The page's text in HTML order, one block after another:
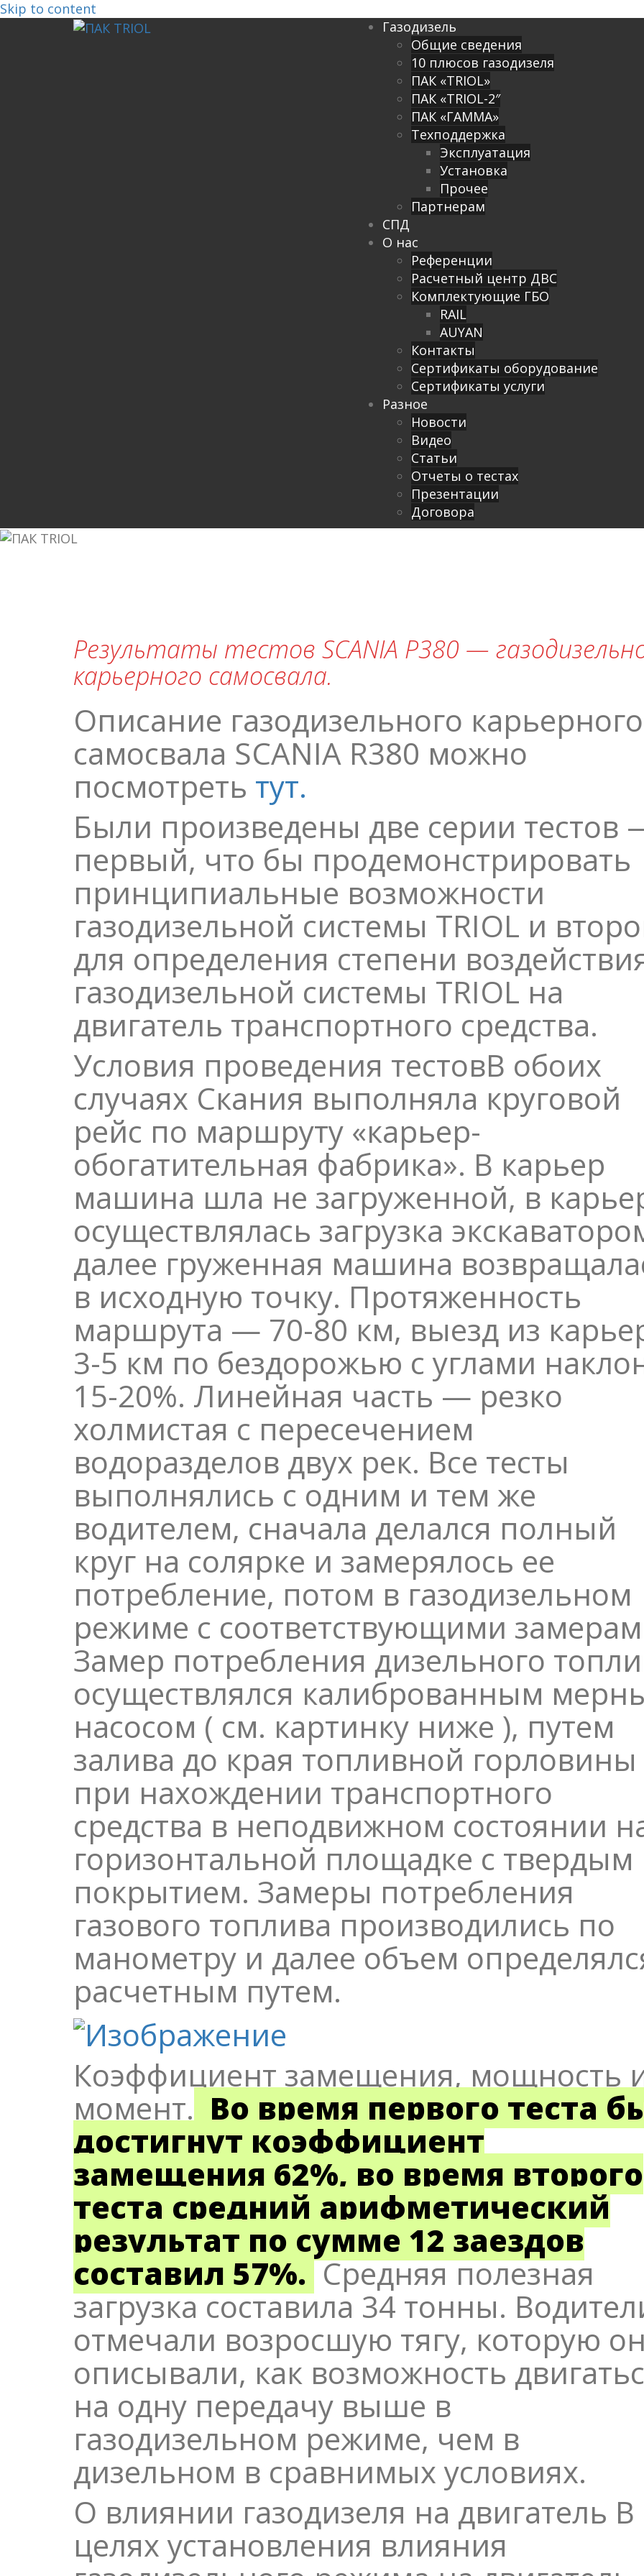
Skip to content
Газодизель
Общие сведения
10 плюсов газодизеля
ПАК «TRIOL»
ПАК «TRIOL-2″
ПАК «ГАММА»
Техподдержка
Эксплуатация
Установка
Прочее
Партнерам
СПД
О нас
Референции
Расчетный центр ДВС
Комплектующие ГБО
RAIL
AUYAN
Контакты
Сертификаты оборудование
Сертификаты услуги
Разное
Новости
Видео
Cтатьи
Отчеты о тестах
Презентации
Договора
Результаты тестов SCANIA P380 —
карьерного самосвала.
Описание газодизельного карьерного
самосвала SCANIA R380 можно
посмотреть тут.
Были произведены две серии тестов
первый, что бы продемонстрировать
принципиальные возможности
газодизельной системы TRIOL и
для определения степени
газодизельной системы TRIOL на
двигатель транспортного средства.
Условия проведения тестовВ обоих
случаях Скания выполняла круговой
рейс по маршруту «карьер-
обогатительная фабрика». В карьер
машина шла не загруженной, в
осуществлялась загрузка
далее груженная машина
в исходную точку. Протяженность
маршрута — 70-80 км, выезд из
3-5 км по бездорожью с углами
15-20%. Линейная часть — резко
холмистая с пересечением
водоразделов двух рек. Все тесты
выполнялись с одним и тем же
водителем, сначала делался полный
круг на солярке и замерялось ее
потребление, потом в газодизельном
режиме с соответствующими
Замер потребления дизельного
осуществлялся калиброванным
насосом ( см. картинку ниже ), путем
залива до края топливной горловины
при нахождении транспортного
средства в неподвижном состоянии
горизонтальной площадке с твердым
покрытием. Замеры потребления
газового топлива производились по
манометру и далее объем
расчетным путем.
Коэффициент замещения, мощность
момент. Во время первого теста
достигнут коэффициент
замещения 62%, во время второго
теста средний арифметический
результат по сумме 12 заездов
составил 57%. Средняя полезная
загрузка составила 34 тонны.
отмечали возросшую тягу, которую
описывали, как возможность
на одну передачу выше в
газодизельном режиме, чем в
дизельном в сравнимых условиях.
О влиянии газодизеля на двигатель В
целях установления влияния